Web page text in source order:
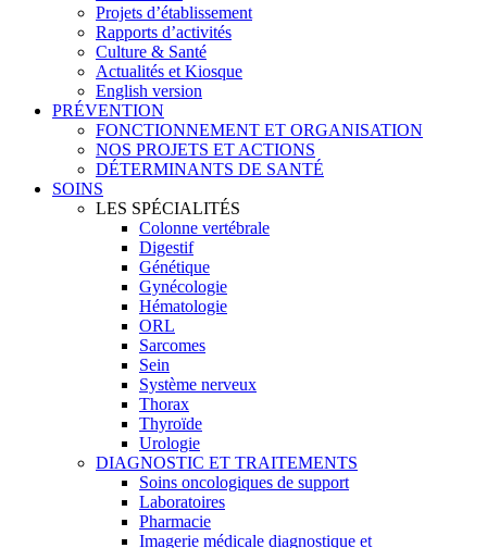
Projets d’établissement
Rapports d’activités
Culture & Santé
Actualités et Kiosque
English version
PRÉVENTION
FONCTIONNEMENT ET ORGANISATION
NOS PROJETS ET ACTIONS
DÉTERMINANTS DE SANTÉ
SOINS
LES SPÉCIALITÉS
Colonne vertébrale
Digestif
Génétique
Gynécologie
Hématologie
ORL
Sarcomes
Sein
Système nerveux
Thorax
Thyroïde
Urologie
DIAGNOSTIC ET TRAITEMENTS
Soins oncologiques de support
Laboratoires
Pharmacie
Imagerie médicale diagnostique et